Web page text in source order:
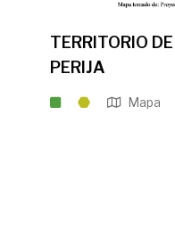
TERRITORIO
PERIJA
Mapa